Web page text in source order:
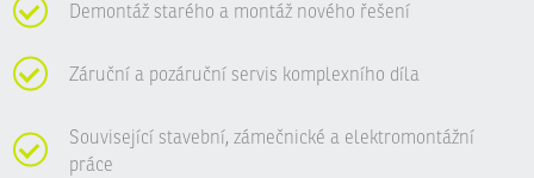
Demontáž starého a montáž nového řešení
Záruční a pozáruční servis komplexního díla
Související stavební, zámečnické a elektromontážní
práce